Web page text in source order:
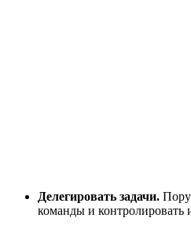
Делегировать задачи.
команды и контролировать